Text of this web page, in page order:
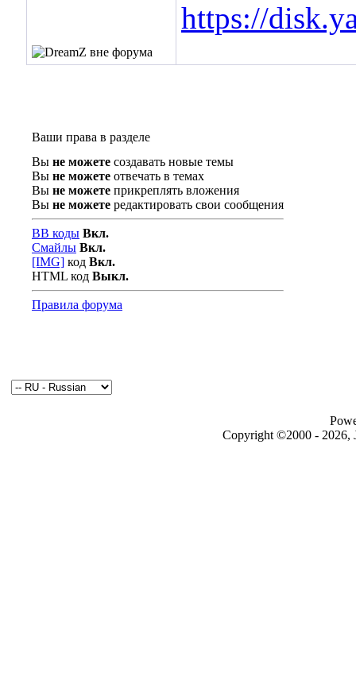
https://
Ваши права в разделе
Вы не можете создавать новые темы
Вы не можете отвечать в темах
Вы не можете прикреплять вложения
Вы не можете редактировать свои сообщения
BB коды Вкл.
Смайлы Вкл.
[IMG] код Вкл.
HTML код Выкл.
Правила форума
Copyright ©2000 - 2026,